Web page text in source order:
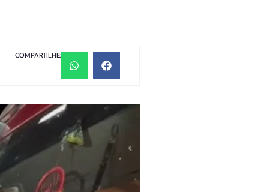
COMPARTILHE: